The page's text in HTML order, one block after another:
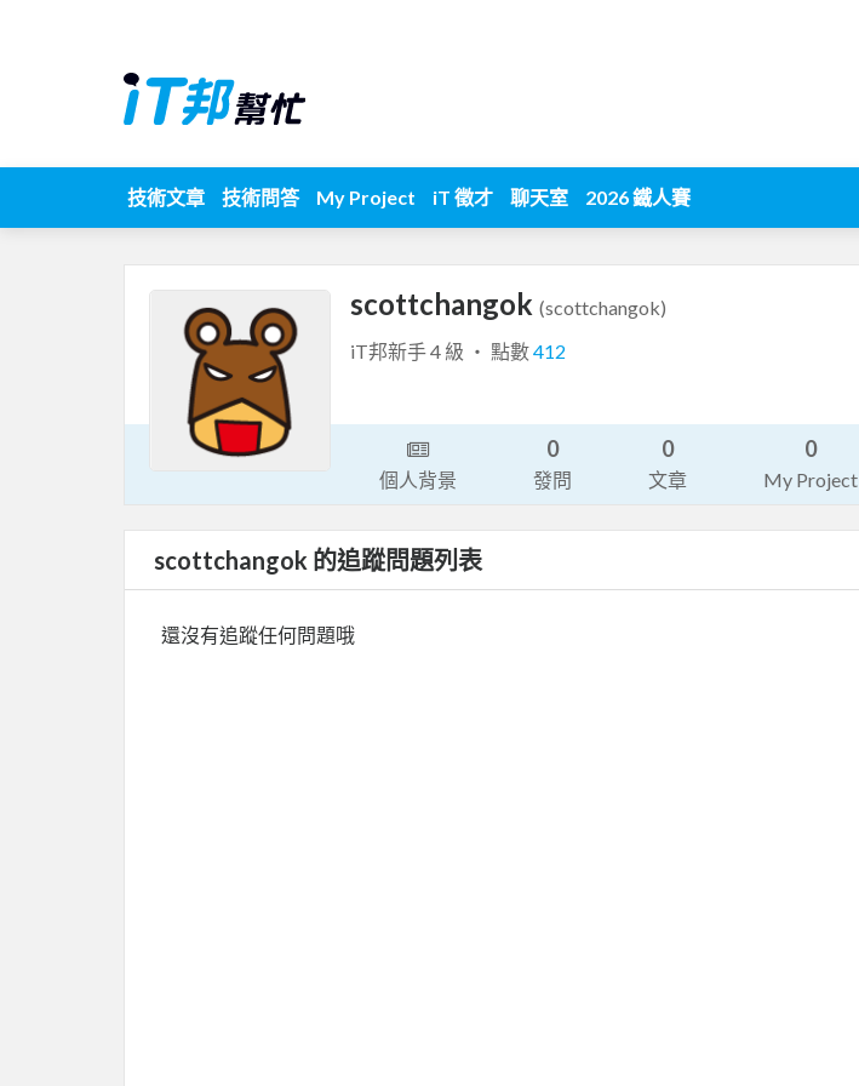
技術文章 技術問答 My Project iT 徵才 聊天室 2026 鐵人賽
scottchangok (scottchangok)
iT邦新手 4 級 ‧ 點數412
個人背景
0
發問
0
文章
0
My Project
scottchangok 的追蹤問題列表
還沒有追蹤任何問題哦